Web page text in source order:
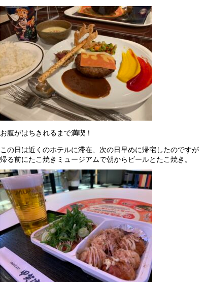
お腹がはちきれるまで満喫！
この日は近くのホテルに滞在、次の日早めに帰宅したのですが
帰る前にたこ焼きミュージアムで朝からビールとたこ焼き。